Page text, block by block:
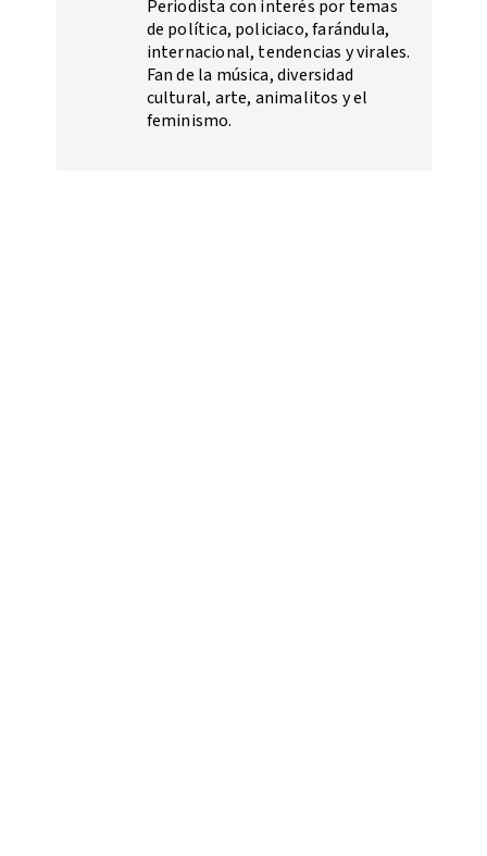
Periodista con interés por temas
de política, policiaco, farándula,
internacional, tendencias y virales.
Fan de la música, diversidad
cultural, arte, animalitos y el
feminismo.